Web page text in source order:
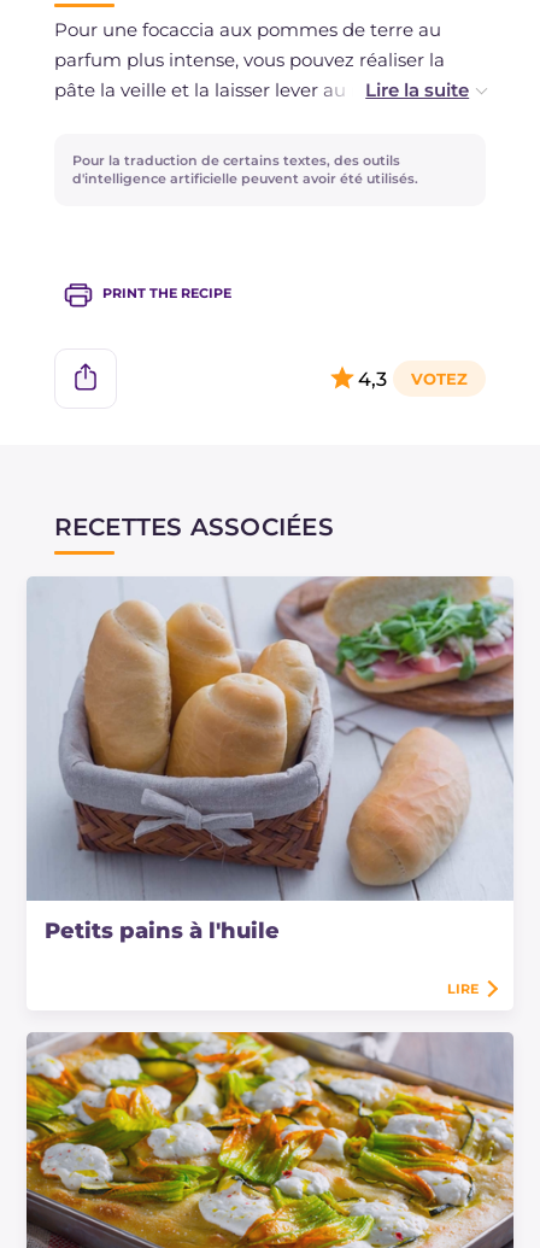
la première levée et décongelée au
réfrigérateur; puis laissez-la revenir à
température ambiante et laissez-la lever dans
le moule comme indiqué dans les étapes.
température indiqués dans la recette.
Pour une focaccia aux pommes de terre au
parfum plus intense, vous pouvez réaliser la
pâte la veille et la laisser lever au réfrigérateur
moule et laissez lever pendant au moins une
demi-heure avant de cuire!
Pour la traduction de certains textes, des outils
d'intelligence artificielle peuvent avoir été utilisés.
PRINT THE RECIPE
4,3
RECETTES ASSOCIÉES
Petits pains à l'huile
LIRE